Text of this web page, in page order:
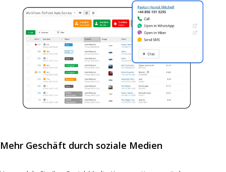
Mehr Geschäft durch soziale Medien